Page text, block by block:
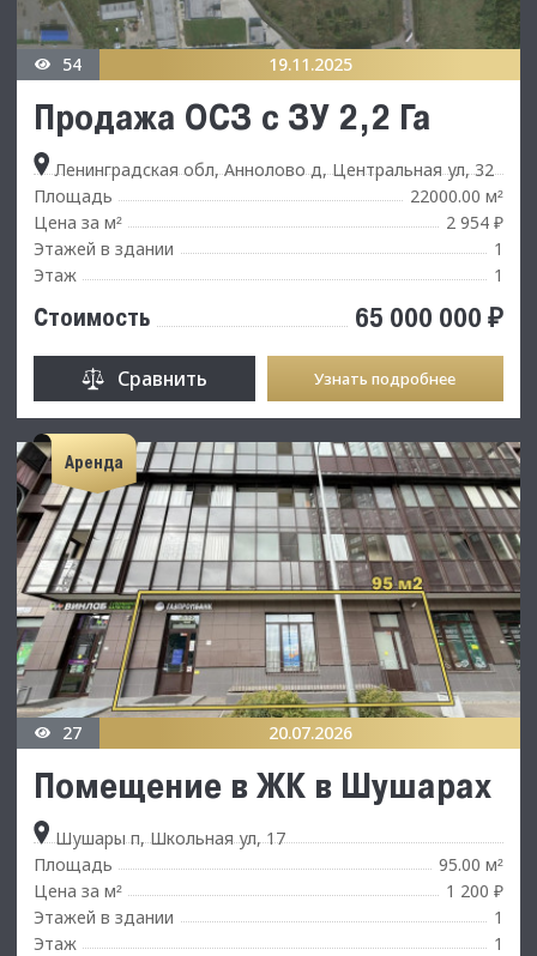
54 19.11.2025
Продажа ОСЗ с ЗУ 2,2 Га
Ленинградская обл, Аннолово д, Центральная ул, 32
Площадь
22000.00 м²
Цена за м²
2 954 ₽
Этажей в здании
1
Этаж
1
Стоимость 65 000 000 ₽
Сравнить Узнать подробнее
Аренда
27 20.07.2026
Помещение в ЖК в Шушарах
Шушары п, Школьная ул, 17
Площадь
95.00 м²
Цена за м²
1 200 ₽
Этажей в здании
1
Этаж
1